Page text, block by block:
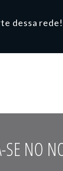
dessa rede!
SE NO